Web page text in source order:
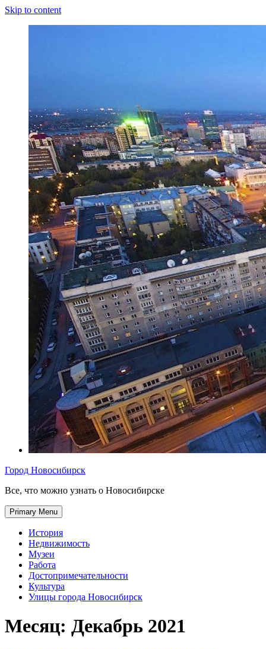
Skip to content
Город Новосибирск
Все, что можно узнать о Новосибирске
Primary Menu
История
Недвижимость
Музеи
Работа
Достопримечательности
Культура
Улицы города Новосибирск
Месяц: Декабрь 2021